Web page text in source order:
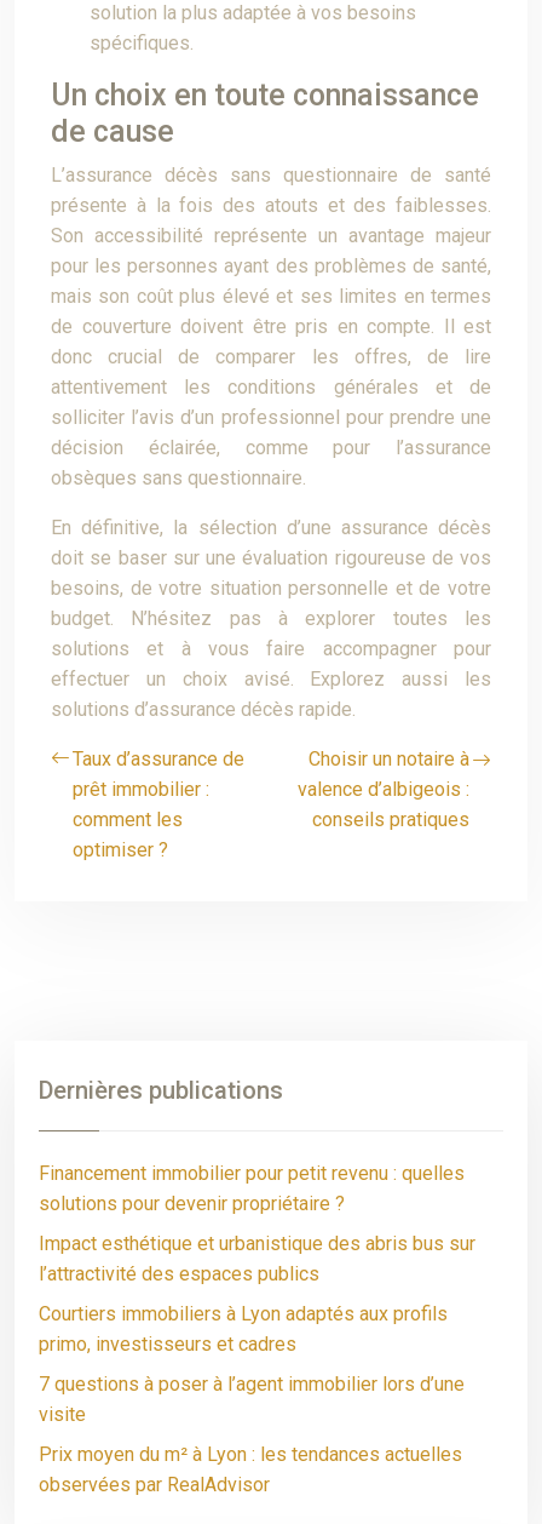
solution la plus adaptée à vos besoins
spécifiques.
Un choix en toute connaissance
de cause
L’assurance décès sans questionnaire de santé
présente à la fois des atouts et des faiblesses.
Son accessibilité représente un avantage majeur
pour les personnes ayant des problèmes de santé,
mais son coût plus élevé et ses limites en termes
de couverture doivent être pris en compte. Il est
donc crucial de comparer les offres, de lire
attentivement les conditions générales et de
solliciter l’avis d’un professionnel pour prendre une
décision éclairée, comme pour l’assurance
obsèques sans questionnaire.
En définitive, la sélection d’une assurance décès
doit se baser sur une évaluation rigoureuse de vos
besoins, de votre situation personnelle et de votre
budget. N’hésitez pas à explorer toutes les
solutions et à vous faire accompagner pour
effectuer un choix avisé. Explorez aussi les
solutions d’assurance décès rapide.
Taux d’assurance de
prêt immobilier :
comment les
optimiser ?
Choisir un notaire à
valence d’albigeois :
conseils pratiques
Dernières publications
Financement immobilier pour petit revenu : quelles
solutions pour devenir propriétaire ?
Impact esthétique et urbanistique des abris bus sur
l’attractivité des espaces publics
Courtiers immobiliers à Lyon adaptés aux profils
primo, investisseurs et cadres
7 questions à poser à l’agent immobilier lors d’une
visite
Prix moyen du m² à Lyon : les tendances actuelles
observées par RealAdvisor